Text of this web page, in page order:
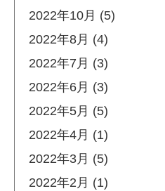
2022年10月 (5)
2022年8月 (4)
2022年7月 (3)
2022年6月 (3)
2022年5月 (5)
2022年4月 (1)
2022年3月 (5)
2022年2月 (1)